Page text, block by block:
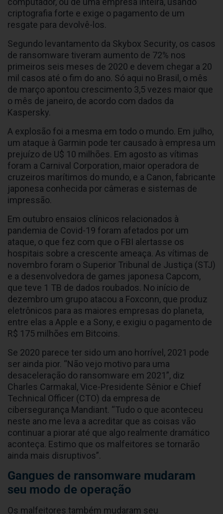
criptografia forte e exige o pagamento de um
resgate para devolvê-los.
Segundo levantamento da Skybox Security, os casos
de ransomware tiveram aumento de 72% nos
primeiros seis meses de 2020 e devem chegar a 20
mil casos até o fim do ano. Só aqui no Brasil, o mês
de março apontou crescimento 3,5 vezes maior que
o mês de janeiro, de acordo com dados da
Kaspersky.
A explosão foi a mesma em todo o mundo. Em julho,
um ataque à Garmin pode ter causado à empresa um
prejuízo de U$ 10 milhões. Em agosto as vítimas
foram a Carnival Corporation, maior operadora de
cruzeiros marítimos do mundo, e a Canon, fabricante
japonesa conhecida por câmeras e sistemas de
impressão.
Em outubro ensaios clínicos relacionados à
pandemia de Covid-19 foram afetados por um
ataque, o que fez com que o FBI alertasse os
hospitais sobre a crescente ameaça. As vítimas de
novembro foram o Superior Tribunal de Justiça (STJ)
e a desenvolvedora de games japonesa Capcom,
que teve 1 TB de dados roubados. No início de
dezembro um grupo atacou a Foxconn, que produz
eletrônicos para as maiores empresas do planeta,
entre elas a Apple e a Sony, e exigiu o pagamento de
R$ 175 milhões em Bitcoins.
Se 2020 parece ter sido um ano horrível, 2021 pode
ser ainda pior. “Não vejo motivo para uma
desaceleração do ransomware em 2021”, diz
Charles Carmakal, Vice-Presidente Sênior e Chief
Technical Officer (CTO) da empresa de
cibersegurança Mandiant. “Tudo o que aconteceu
neste ano me leva a acreditar que as coisas vão
continuar a piorar até que algo realmente dramático
aconteça. Estimo que os malfeitores se tornarão
ainda mais disruptivos”.
Gangues de ransomware mudaram
seu modo de operação
Os malfeitores também mudaram seu